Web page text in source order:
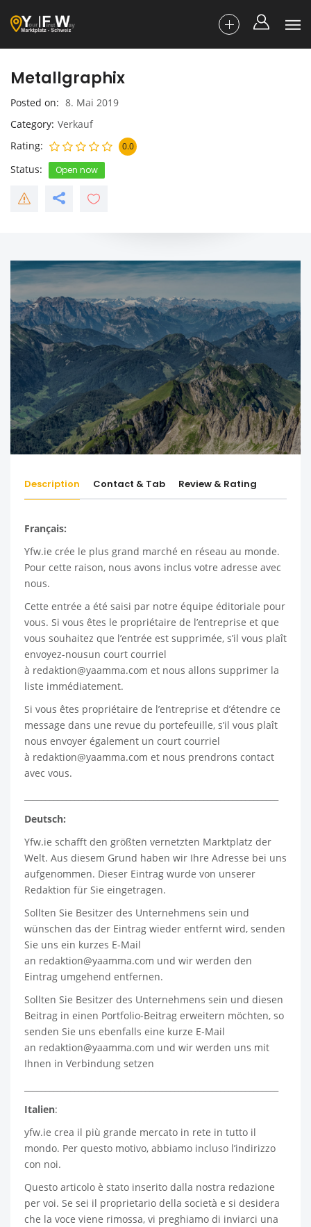
Metallgraphix
Posted on
8. Mai 2019
Category Verkauf
Rating
0.0
Status Open now
Description Contact & Tab Review & Rating
Français:
Yfw.ie crée le plus grand marché en réseau au monde.
Pour cette raison, nous avons inclus votre adresse avec
nous.
Cette entrée a été saisi par notre équipe éditoriale pour
vous. Si vous êtes le propriétaire de l’entreprise et que
vous souhaitez que l’entrée est supprimée, s’il vous plaît
envoyez-nousun court courriel
à redaktion@yaamma.com et nous allons supprimer la
liste immédiatement.
Si vous êtes propriétaire de l’entreprise et d’étendre ce
message dans une revue du portefeuille, s’il vous plaît
nous envoyer également un court courriel
à redaktion@yaamma.com et nous prendrons contact
avec vous.
Deutsch:
Yfw.ie schafft den größten vernetzten Marktplatz der
Welt. Aus diesem Grund haben wir Ihre Adresse bei uns
aufgenommen. Dieser Eintrag wurde von unserer
Redaktion für Sie eingetragen.
Sollten Sie Besitzer des Unternehmens sein und
wünschen das der Eintrag wieder entfernt wird, senden
Sie uns ein kurzes E-Mail
an redaktion@yaamma.com und wir werden den
Eintrag umgehend entfernen.
Sollten Sie Besitzer des Unternehmens sein und diesen
Beitrag in einen Portfolio-Beitrag erweitern möchten, so
senden Sie uns ebenfalls eine kurze E-Mail
an redaktion@yaamma.com und wir werden uns mit
Ihnen in Verbindung setzen
Italien:
yfw.ie crea il più grande mercato in rete in tutto il
mondo. Per questo motivo, abbiamo incluso l’indirizzo
con noi.
Questo articolo è stato inserito dalla nostra redazione
per voi. Se sei il proprietario della società e si desidera
che la voce viene rimossa, vi preghiamo di inviarci una